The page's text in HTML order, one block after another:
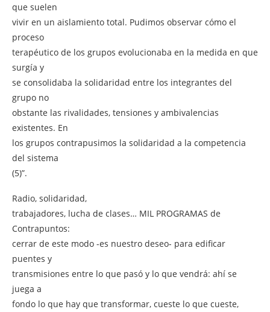
que suelen
vivir en un aislamiento total. Pudimos observar cómo el
proceso
terapéutico de los grupos evolucionaba en la medida en que
surgía y
se consolidaba la solidaridad entre los integrantes del
grupo no
obstante las rivalidades, tensiones y ambivalencias
existentes. En
los grupos contrapusimos la solidaridad a la competencia
del sistema
(5)”.
Radio, solidaridad,
trabajadores, lucha de clases… MIL PROGRAMAS de
Contrapuntos:
cerrar de este modo -es nuestro deseo- para edificar
puentes y
transmisiones entre lo que pasó y lo que vendrá: ahí se
juega a
fondo lo que hay que transformar, cueste lo que cueste,